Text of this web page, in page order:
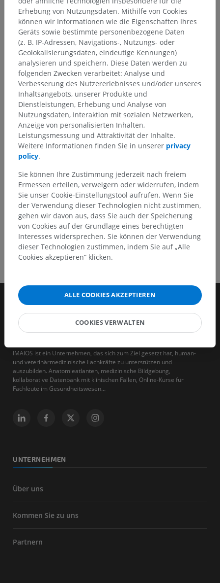
Übersetzungen
Sie haben einen Fehler gefunden?
Sie können gerne eine Berichtigung, Übersetzung oder
inhaltliche Verbesserung vorschlagen.
Ein Problem melden
HOLE SIE SICH DIE APP
IMAIOS ist ein Unternehmen, das sich zum Ziel gesetzt hat, human-
und veterinärmedizinische Fachkräfte zu unterstützen und
auszubilden. Anatomieatlanten, medizinische Bildgebung,
kollaborative Datenbank mit klinischen Fällen, Online-Kurse für
Fachleute im Gesundheitswesen...
UNTERNEHMEN
Über uns
Kommen Sie zu uns
Partnern
Erhebung von Nutzungsdaten. Mithilfe von Cookies
können wir Informationen wie die Eigenschaften Ihres
Geräts sowie bestimmte personenbezogene Daten
(z. B. IP-Adressen, Navigations-, Nutzungs- oder
Geolokalisierungsdaten, eindeutige Kennungen)
analysieren und speichern. Diese Daten werden zu
folgenden Zwecken verarbeitet: Analyse und
Verbesserung des Nutzererlebnisses und/oder unseres
Inhaltsangebots, unserer Produkte und
Dienstleistungen, Erhebung und Analyse von
Nutzungsdaten, Interaktion mit sozialen Netzwerken,
Anzeige von personalisierten Inhalten,
Leistungsmessung und Attraktivität der Inhalte.
Weitere Informationen finden Sie in unserer privacy
policy.
Sie können Ihre Zustimmung jederzeit nach freiem
Ermessen erteilen, verweigern oder widerrufen, indem
Sie unser Cookie-Einstellungstool aufrufen. Wenn Sie
der Verwendung dieser Technologien nicht zustimmen,
gehen wir davon aus, dass Sie auch der Speicherung
von Cookies auf der Grundlage eines berechtigten
Interesses widersprechen. Sie können der Verwendung
dieser Technologien zustimmen, indem Sie auf „Alle
Cookies akzeptieren“ klicken.
ALLE COOKIES AKZEPTIEREN
COOKIES VERWALTEN